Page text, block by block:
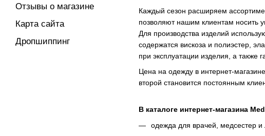
Каждый сезон расширяем
позволяют нашим клиентам носить
Для производства изделий
содержатся вискоза и полиэстер,
при эксплуатации изделия, а также
Цена на одежду в интернет-магазине
второй становится постоянным
В каталоге интернет-магазина
одежда для врачей, медсестер и
Отзывы о магазине
Карта сайта
Дропшиппинг